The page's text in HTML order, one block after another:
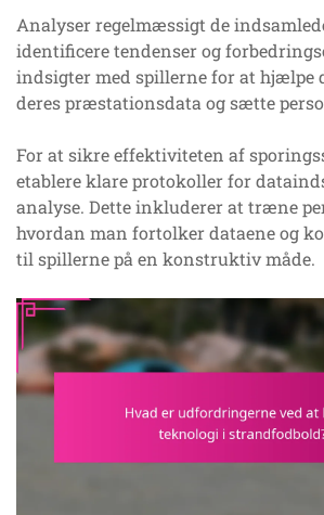
Analyser regelmæssigt de
identificere tendenser og
indsigter med spillerne for at hjælpe
deres præstationsdata og sætte
For at sikre effektiviteten af
etablere klare protokoller for
analyse. Dette inkluderer at træne
hvordan man fortolker dataene og
til spillerne på en konstruktiv måde.